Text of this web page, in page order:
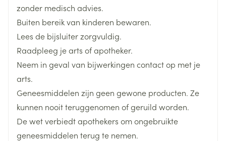
Gelijktijdige toediening met CYP3A4-inductoren
neemt u het middel elke dag op dezelfde tijd in.
De tabletten mogen met of zonder voedsel worden
ingenomen.
Slik het droogmiddel niet in.
Breedte 83 mm
Lengte
Diepte 50 mm
Ingrediënten
upadacitinib
Behoud Kamertemperatuur (15°C - 25°C)
zonder medisch advies.
Buiten bereik van kinderen bewaren.
Lees de bijsluiter zorgvuldig.
Raadpleeg je arts of apotheker.
Neem in geval van bijwerkingen contact op met je
arts.
Geneesmiddelen zijn geen gewone producten. Ze
kunnen nooit teruggenomen of geruild worden.
De wet verbiedt apothekers om ongebruikte
geneesmiddelen terug te nemen.